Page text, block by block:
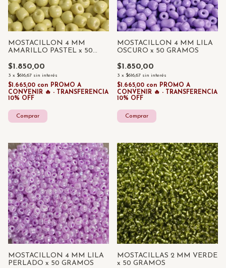
MOSTACILLON 4 MM
AMARILLO PASTEL x 50
$1.850,00
3 x $616,67 sin interés
$1.665,00 con PROMO A
CONVENIR 🔥 - TRANSFERENCIA
10% OFF
MOSTACILLON 4 MM LILA
OSCURO x 50 GRAMOS
$1.850,00
3 x $616,67 sin interés
$1.665,00 con PROMO A
CONVENIR 🔥 - TRANSFERENCIA
10% OFF
MOSTACILLON 4 MM LILA
PERLADO x 50 GRAMOS
MOSTACILLAS 2 MM VERDE
x 50 GRAMOS